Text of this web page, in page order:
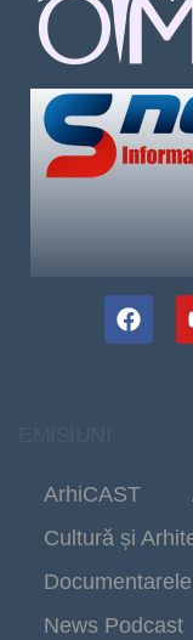
ArhiCAST
Cultură și
News Podcast